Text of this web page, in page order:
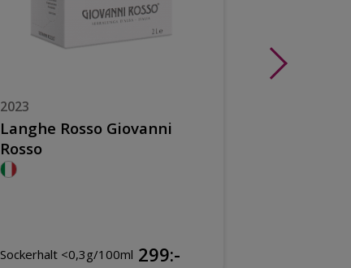
2023
Langhe Rosso Giovanni
Rosso
Sockerhalt <0,3g/100ml 299:-